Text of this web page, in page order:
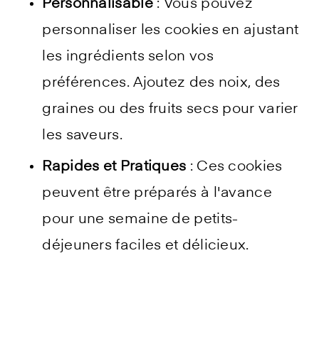
Personnalisable: Vous pouvez
personnaliser les cookies en ajustant
les ingrédients selon vos
préférences. Ajoutez des noix, des
graines ou des fruits secs pour varier
les saveurs.
Rapides et Pratiques : Ces cookies
peuvent être préparés à l'avance
pour une semaine de petits-
déjeuners faciles et délicieux.